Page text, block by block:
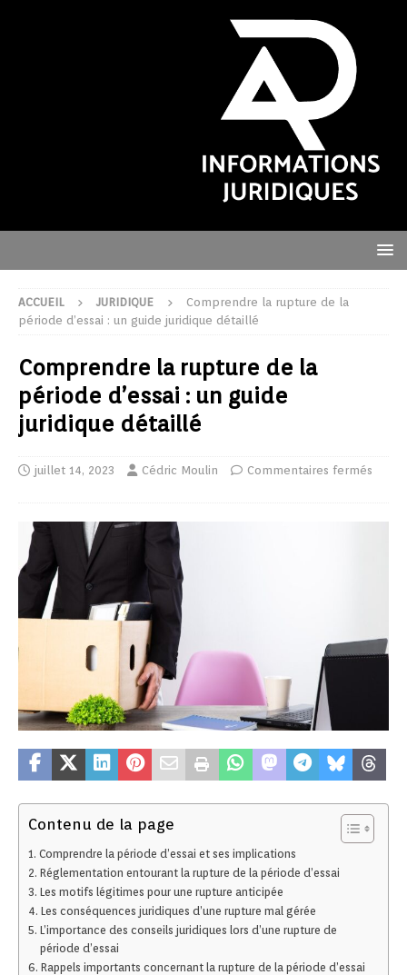
ACCUEIL JURIDIQUE
Comprendre la rupture de la
période d’essai : un guide juridique détaillé
Comprendre la rupture de la
période d’essai : un guide
juridique détaillé
juillet 14, 2023 Cédric Moulin Commentaires fermés
Contenu de la page
Comprendre la période d’essai et ses implications
Réglementation entourant la rupture de la période d’essai
Les motifs légitimes pour une rupture anticipée
Les conséquences juridiques d’une rupture mal gérée
L’importance des conseils juridiques lors d’une rupture de
période d’essai
Rappels importants concernant la rupture de la période d’essai